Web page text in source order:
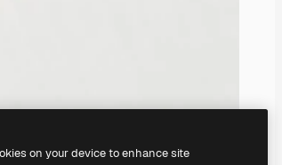
on your device to enhance site